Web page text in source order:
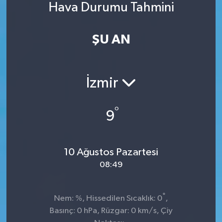
Hava Durumu Tahmini
ŞU AN
İzmir
9°
10 Ağustos Pazartesi
08:49
Nem: %, Hissedilen Sıcaklık: 0° ,
Basınç: 0 hPa, Rüzgar: 0 km/s, Çiy
Siyaset
Tüm Manşetler